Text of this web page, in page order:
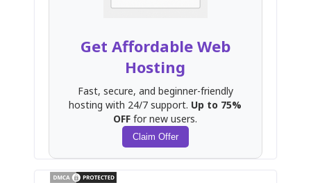
Get Affordable Web
Hosting
Fast, secure, and beginner-friendly
hosting with 24/7 support. Up to 75%
OFF for new users.
Claim Offer